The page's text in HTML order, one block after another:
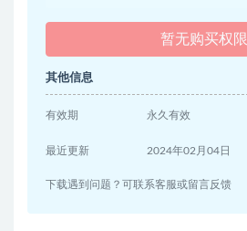
暂无购买权限
其他信息
有效期 永久有效
最近更新 2024年02月04日
下载遇到问题？可联系客服或留言反馈